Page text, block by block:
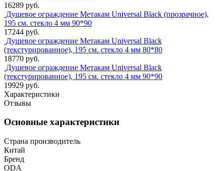
16289 руб.
Душевое ограждение Метакам Universal Black (прозрачное),
195 см. стекло 4 мм 90*90
17244 руб.
Душевое ограждение Метакам Universal Black
(текстурированное), 195 см. стекло 4 мм 80*80
18770 руб.
Душевое ограждение Метакам Universal Black
(текстурированное), 195 см. стекло 4 мм 90*90
19929 руб.
Характеристики
Отзывы
Основные характеристики
Страна производитель
Китай
Бренд
ODA